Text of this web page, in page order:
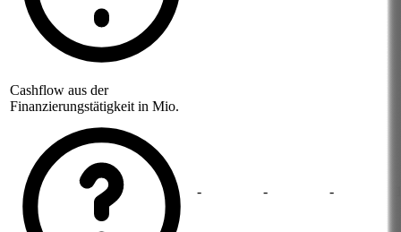
Cashflow aus der
Finanzierungstätigkeit in Mio.
- - -